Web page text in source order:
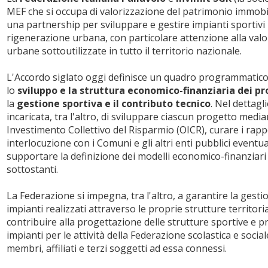
MEF che si occupa di valorizzazione del patrimonio
una partnership per sviluppare e gestire impianti
rigenerazione urbana, con particolare attenzione alla
urbane sottoutilizzate in tutto il territorio nazionale.
L'Accordo siglato oggi definisce un quadro
lo sviluppo e la struttura economico-finanziaria dei
la gestione sportiva e il contributo tecnico. Nel
incaricata, tra l'altro, di sviluppare ciascun progetto
Investimento Collettivo del Risparmio (OICR), curare i
interlocuzione con i Comuni e gli altri enti pubblici
supportare la definizione dei modelli economico-
sottostanti.
La Federazione si impegna, tra l'altro, a garantire la
impianti realizzati attraverso le proprie strutture
contribuire alla progettazione delle strutture sportive e
impianti per le attività della Federazione scolastica e
membri, affiliati e terzi soggetti ad essa connessi.